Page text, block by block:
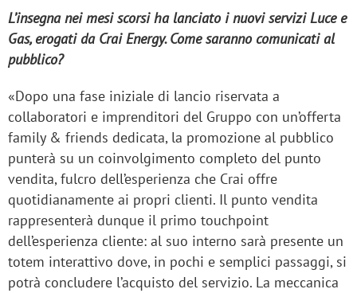
L’insegna nei mesi scorsi ha lanciato i nuovi servizi Luce e
Gas, erogati da Crai Energy. Come saranno comunicati al
pubblico?
«Dopo una fase iniziale di lancio riservata a
collaboratori e imprenditori del Gruppo con un’offerta
family & friends dedicata, la promozione al pubblico
punterà su un coinvolgimento completo del punto
vendita, fulcro dell’esperienza che Crai offre
quotidianamente ai propri clienti. Il punto vendita
rappresenterà dunque il primo touchpoint
dell’esperienza cliente: al suo interno sarà presente un
totem interattivo dove, in pochi e semplici passaggi, si
potrà concludere l’acquisto del servizio. La meccanica